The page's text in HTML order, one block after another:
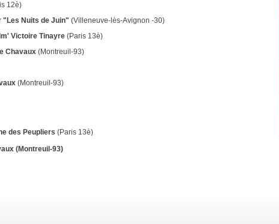
12è)
"Les Nuits de Juin" (Villeneuve-lès-Avignon -30)
Victoire Tinayre (Paris 13è)
Chavaux (Montreuil-93)
(Montreuil-93)
des Peupliers (Paris 13è)
(Montreuil-93)